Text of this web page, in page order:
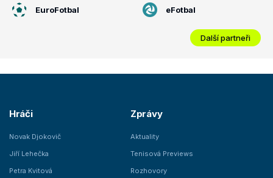
EuroFotbal eFotbal
Další partneři
Hráči
Novak Djokovič
Jiří Lehečka
Petra Kvitová
Zprávy
Aktuality
Tenisová Previews
Rozhovory